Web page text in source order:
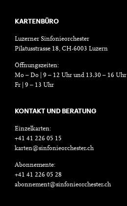
KARTENBÜRO
Luzerner Sinfonieorchester
Pilatusstrasse 18, CH-6003 Luzern
Öffnungszeiten:
Mo – Do | 9 – 12 Uhr und 13.30 – 16 Uhr
Fr | 9 – 13 Uhr
KONTAKT UND BERATUNG
Einzelkarten:
+41 41 226 05 15
karten@sinfonieorchester.ch
Abonnemente:
+41 41 226 05 28
abonnement@sinfonieorchester.ch